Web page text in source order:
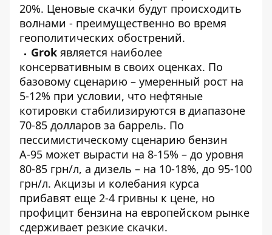
20%. Ценовые скачки будут происходить
волнами - преимущественно во время
геополитических обострений.
Grok является наиболее
консервативным в своих оценках. По
базовому сценарию – умеренный рост на
5-12% при условии, что нефтяные
котировки стабилизируются в диапазоне
70-85 долларов за баррель. По
пессимистическому сценарию бензин
А-95 может вырасти на 8-15% – до уровня
80-85 грн/л, а дизель – на 10-18%, до 95-100
грн/л. Акцизы и колебания курса
прибавят еще 2-4 гривны к цене, но
профицит бензина на европейском рынке
сдерживает резкие скачки.